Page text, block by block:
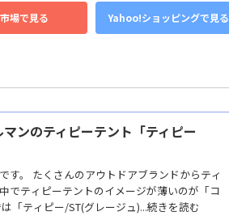
場で見る Yahoo!ショッピングで見る
ンのティピーテント「ティピー
す。 たくさんのアウトドアブランドからティ
でティピーテントのイメージが薄いのが「コ
「ティピー/ST(グレージュ)...続きを読む